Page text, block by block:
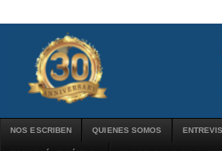
NOS ESCRIBEN QUIENES SOMOS